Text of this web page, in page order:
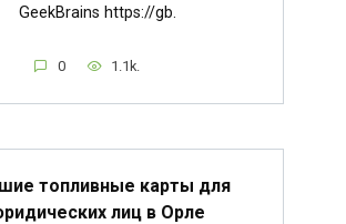
GeekBrains https://gb.
0 1.1k.
топливные карты для
лиц в Орле